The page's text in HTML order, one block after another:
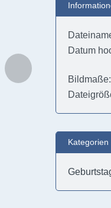
Datum
Bildmaße
Kategorien